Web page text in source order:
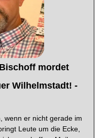
mordet
Wilhelmstadt! -
wenn er nicht gerade im
Leute um die Ecke,